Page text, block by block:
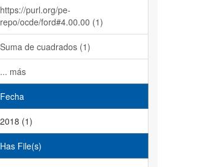
https://purl.org/pe-
repo/ocde/ford#4.00.00 (1)
Suma de cuadrados (1)
... más
Fecha
2018 (1)
Has File(s)